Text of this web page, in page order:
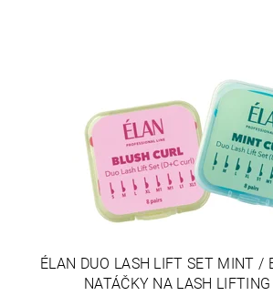
ÉLAN DUO LASH LIFT SET MINT /
NATÁČKY NA LASH